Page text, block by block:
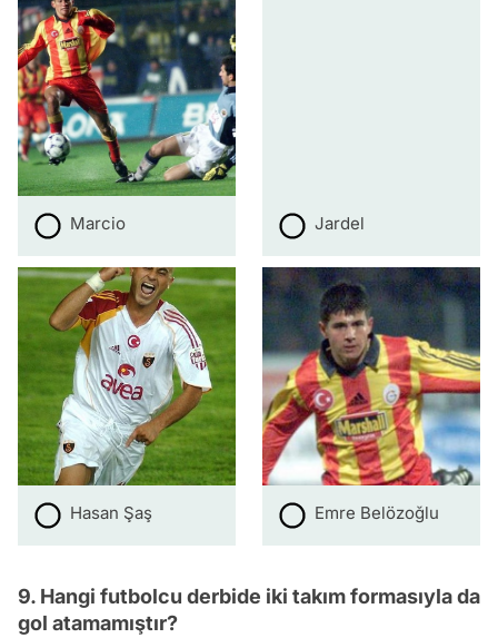
Marcio Jardel
Hasan Şaş Emre Belözoğlu
9. Hangi futbolcu derbide iki takım formasıyla da
gol atamamıştır?